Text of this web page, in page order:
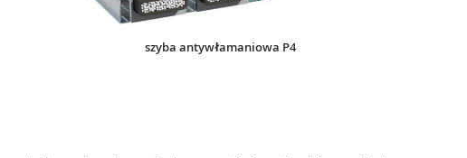
szyba antywłamaniowa P4